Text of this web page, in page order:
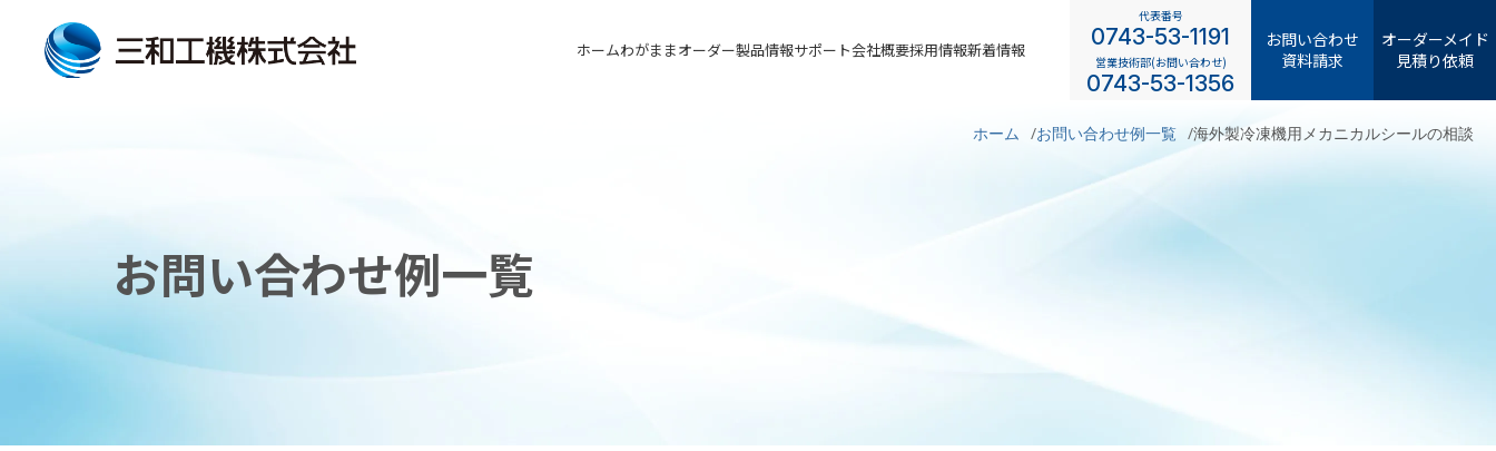
ホームわがままオーダー製品情報サポート会社概要採用情報新着情報
代表番号
0743-53-1191
営業技術部(お問い合わせ)
0743-53-1356
お問い合わせ
資料請求
オーダーメイド
見積り依頼
ホーム お問い合わせ例一覧 海外製冷凍機用メカニカルシールの相談
お問い合わせ例一覧